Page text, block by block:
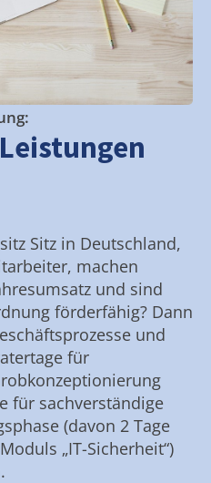
Sitz in Deutschland,
machen
und sind
förderfähig? Dann
und
für
für sachverständige
(davon 2 Tage
„IT-Sicherheit“)